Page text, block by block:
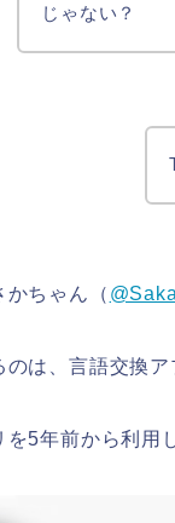
じゃない？
かちゃん（
は、言語交換ア
を5年前から利用